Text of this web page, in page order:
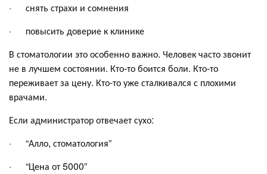
· снять страхи и сомнения
· повысить доверие к клинике
В стоматологии это особенно важно. Человек часто звонит
не в лучшем состоянии. Кто-то боится боли. Кто-то
переживает за цену. Кто-то уже сталкивался с плохими
врачами.
Если администратор отвечает сухо:
· “Алло, стоматология”
· “Цена от 5000”